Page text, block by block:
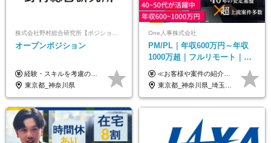
株式会社野村総合研究所【ポジションマッチ登録】
オープンポジション
経験・スキルを考慮の上、決定します。
東京都_神奈川県
One人事株式会社
PM/PL｜年収600万円～年収
1000万超｜フルリモート｜
SIerへの変革期をリード＆自
社サービス
≪お客様や案件の紹介によりインセンティブを支給！≫ 月給40万円以上＋賞与年2回＋インセンティブ ◎経験やスキルを考慮の上、優遇します ◎上記月給は固定残業代月45時間分(月額9万1040円以上)を含みます。超過した場合は全額追加支給します ◎試用期間3カ月あり(給与や福利厚生等は同じです) ＜年収例＞ 36歳／PL（元SE）／580万円 / 官公庁向けWebシステム開発 ※メンバーから2年でPLへ昇格 41歳／SL／616万円 / メーカー向けWebサイト開発 46歳／PL／742万円 / 金融情報連携システム開発 52歳 / PM / 952万円 / 信販システムの再構築 55歳 / PM / 910万円 / 製造業向け基盤構築開発
東京都_神奈川県_埼玉県_千葉県_大阪府_愛知県_北海道_青森県_岩手県_宮城県_秋田県_山形県_福島県_茨城県_栃木県_群馬県_新潟県_山梨県_長野県_富山県_石川県_福井県_静岡県_岐阜県_三重県_兵庫県_京都府_滋賀県_奈良県_和歌山県_広島県_岡山県_鳥取県_島根県_山口県_徳島県_香川県_愛媛県_高知県_福岡県_熊本県_佐賀県_長崎県_大分県_宮崎県_鹿児島県_沖縄県